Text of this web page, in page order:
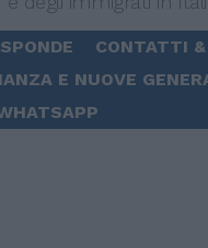
CONTATTI
E NUOVE